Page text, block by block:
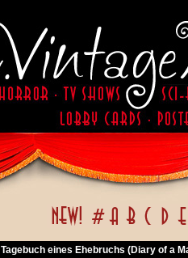
Tagebuch eines Ehebruchs (Diary of a